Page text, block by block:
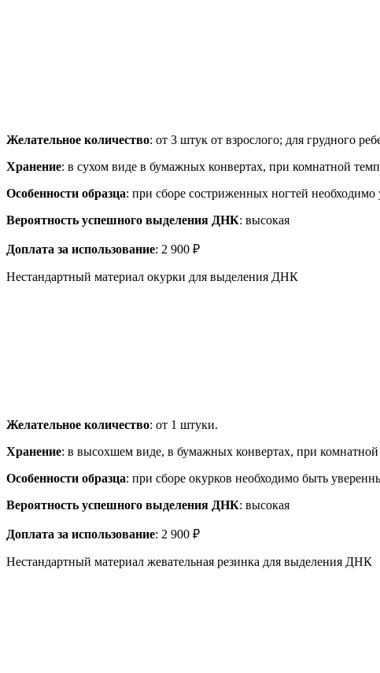
Желательное количество: от 3 штук от взрослого; для грудного
Хранение: в сухом виде в бумажных конвертах, при комнатной
Особенности образца: при сборе состриженных ногтей необходимо
Вероятность успешного выделения ДНК: высокая
Доплата за использование: 2 900 ₽
Нестандартный материал окурки для выделения ДНК
Желательное количество: от 1 штуки.
Хранение: в высохшем виде, в бумажных конвертах, при комнатной
Особенности образца: при сборе окурков необходимо быть
Вероятность успешного выделения ДНК: высокая
Доплата за использование: 2 900 ₽
Нестандартный материал жевательная резинка для выделения ДНК